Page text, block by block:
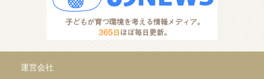
運営会社